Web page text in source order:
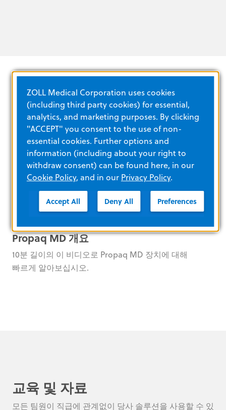
이러닝 도구
자세히 알아보기
Propaq MD 개요
10분 길이의 이 비디오로 Propaq MD 장치에 대해
빠르게 알아보십시오.
교육 및 자료
모든 팀원이 직급에 관계없이 당사 솔루션을 사용할 수 있
ZOLL Medical Corporation uses cookies
(including third party cookies) for essential,
analytics, and marketing purposes. By clicking
"ACCEPT" you consent to the use of non-
essential cookies. Further options and
information (including about your right to
withdraw consent) can be found here, in our
Cookie Policy, and in our Privacy Policy.
Accept All Deny All Preferences